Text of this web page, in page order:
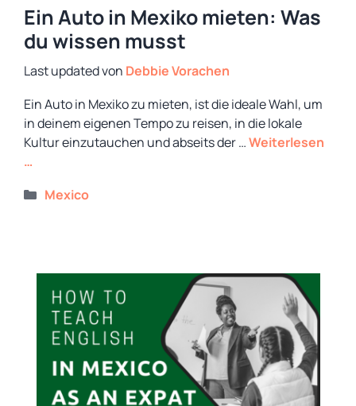
Ein Auto in Mexiko mieten: Was
du wissen musst
von Debbie Vorachen
Ein Auto in Mexiko zu mieten, ist die ideale Wahl, um
in deinem eigenen Tempo zu reisen, in die lokale
Kultur einzutauchen und abseits der …Weiterlesen
…
Kategorien
Mexico